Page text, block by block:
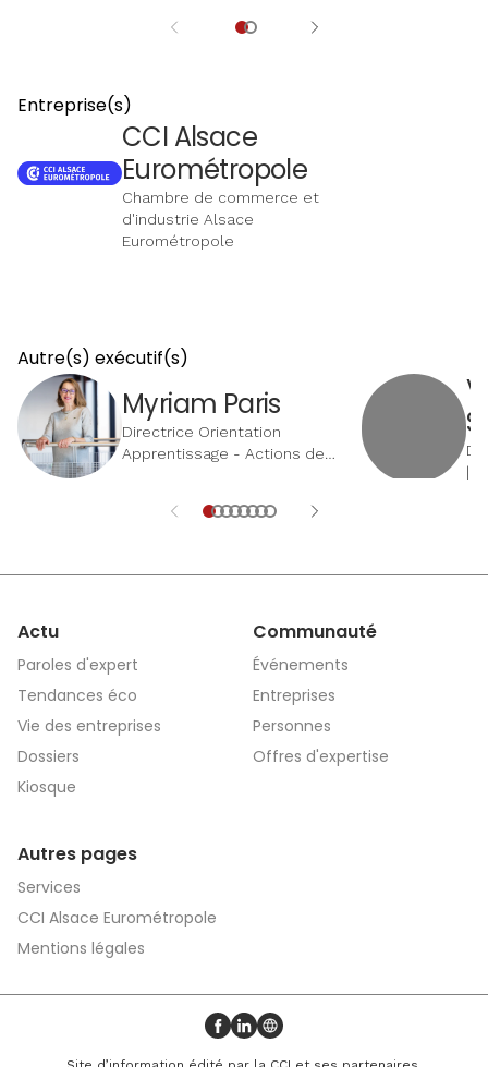
process pour alimenter les réseaux de
Entreprise(s)
CCI Alsace
Eurométropole
Chambre de commerce et
d'industrie Alsace
Eurométropole
Autre(s) exécutif(s)
Myriam Paris
Directrice Orientation
Apprentissage - Actions de
Eurométropole
|
Actu
Paroles d'expert
Tendances éco
Vie des entreprises
Dossiers
Kiosque
Communauté
Événements
Entreprises
Personnes
Offres d'expertise
Autres pages
Services
CCI Alsace Eurométropole
Mentions légales
Profil Facebook
Profil LinkedIn
Site web